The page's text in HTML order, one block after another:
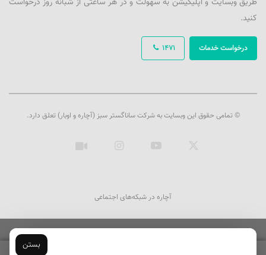
کنید.
1471 درخواست خدمات
© تمامی حقوق این وبسایت به شرکت ساناگستر سبز (آچاره و اوبار) تعلق دارد.
یوتیوب اینستاگرام
آچاره در شبکه‌های اجتماعی
بستن